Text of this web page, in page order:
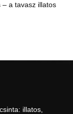
a tavasz illatos
illatos,